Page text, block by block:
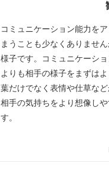
コミュニケーション能力を
まうことも少なくありませ
様子です。コミュニケーシ
よりも相手の様子をまずは
葉だけでなく表情や仕草な
相手の気持ちをより想像し
す。